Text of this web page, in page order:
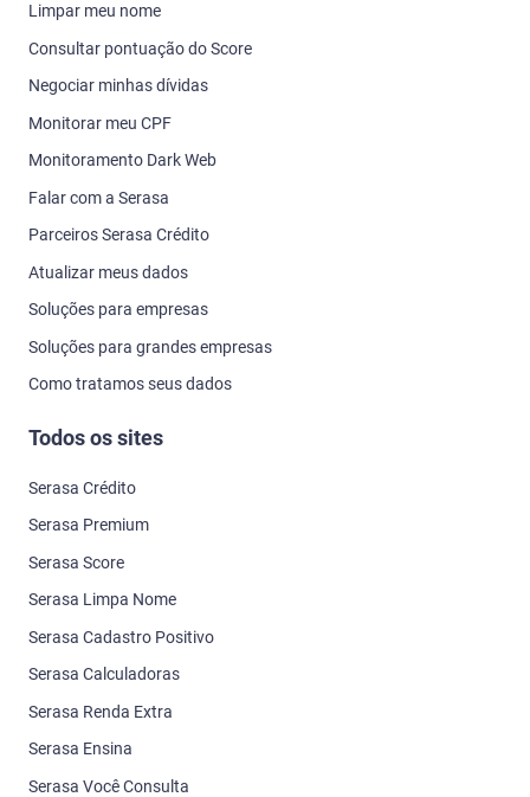
Limpar meu nome
Consultar pontuação do Score
Negociar minhas dívidas
Monitorar meu CPF
Monitoramento Dark Web
Falar com a Serasa
Parceiros Serasa Crédito
Atualizar meus dados
Soluções para empresas
Soluções para grandes empresas
Como tratamos seus dados
Todos os sites
Serasa Crédito
Serasa Premium
Serasa Score
Serasa Limpa Nome
Serasa Cadastro Positivo
Serasa Calculadoras
Serasa Renda Extra
Serasa Ensina
Serasa Você Consulta